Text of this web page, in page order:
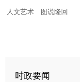
人文艺术 图说隆回
时政要闻